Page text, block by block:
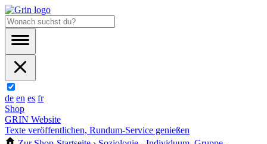
de en es fr
Shop
GRIN Website
Texte veröffentlichen, Rundum-Service genießen